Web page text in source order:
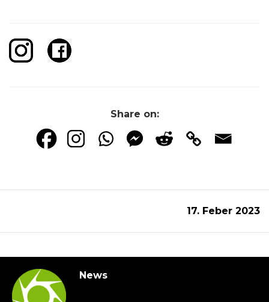
Share on:
17. Feber 2023
News